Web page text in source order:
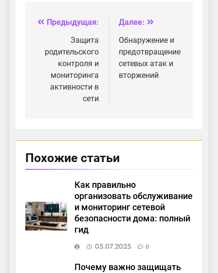
сетиНавигация
записям
Предыдущая:
Защита
родительского
контроля и
мониторинга
активности в
сети
Далее:
Обнаружение и
предотвращение
сетевых атак и
вторжений
Похожие статьи
Как правильно
организовать обслуживание
и мониторинг сетевой
безопасности дома: полный
гид
05.07.2025
0
Почему важно защищать